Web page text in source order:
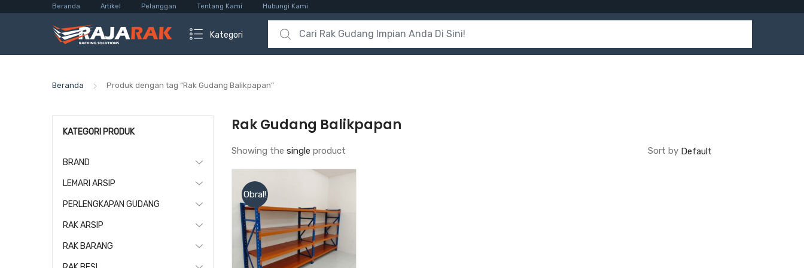
Beranda Artikel Pelanggan Tentang Kami Hubungi Kami
Kategori
Search for:
Beranda Produk dengan tag “Rak Gudang Balikpapan”
Rak Gudang Balikpapan
Showing the single product Sort by
Obral!
KATEGORI PRODUK
BRAND
LEMARI ARSIP
PERLENGKAPAN GUDANG
RAK ARSIP
RAK BARANG